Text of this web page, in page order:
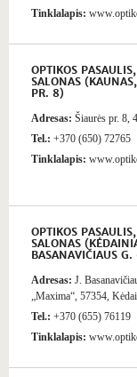
Tinklalapis:
OPTIKOS
SALONAS
PR. 8)
Adresas: Šiaurės pr. 8,
Tel.: +370 (650) 72765
Tinklalapis:
OPTIKOS
SALONAS
BASANAVIČIAUS G.
Adresas: J.
„Maxima“, 57354,
Tel.: +370 (655) 76119
Tinklalapis: